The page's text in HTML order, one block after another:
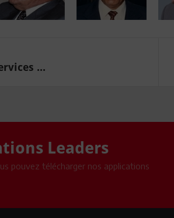
...
Leaders
pouvez télécharger nos applications